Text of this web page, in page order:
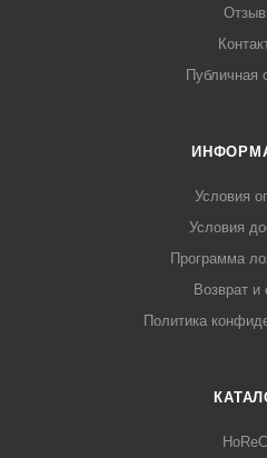
Публичная
Условия
Условия
Программа
Возврат и
Политика